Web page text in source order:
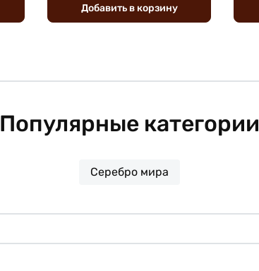
Добавить вкорзину
Популярные категории
Серебро мира